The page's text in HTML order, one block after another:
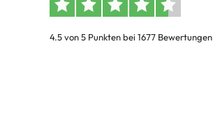
4.5 von 5 Punkten bei 1677 Bewertungen